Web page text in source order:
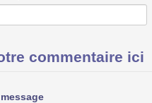
commentaire ici